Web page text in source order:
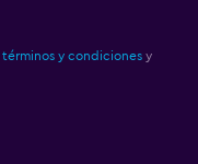
términos y condiciones y